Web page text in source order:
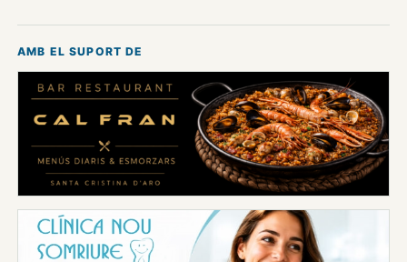
AMB EL SUPORT DE